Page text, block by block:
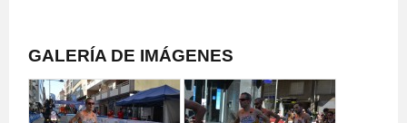
GALERÍA DE IMÁGENES